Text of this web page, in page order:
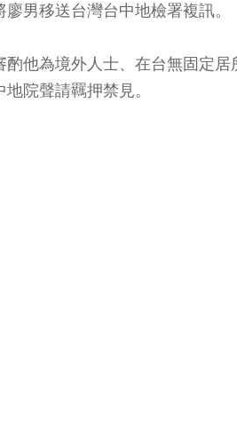
男移送台灣台中地檢署複訊。
他為境外人士、在台無固定
院聲請羈押禁見。